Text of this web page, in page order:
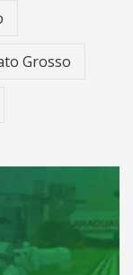
Grosso